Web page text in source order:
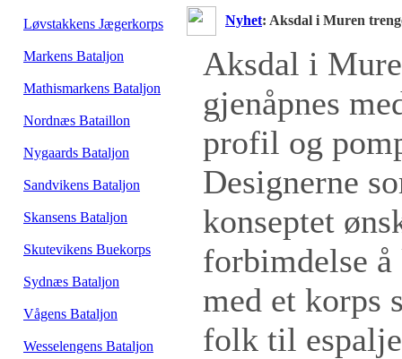
Løvstakkens Jægerkorps
Markens Bataljon
Mathismarkens Bataljon
Nordnæs Bataillon
Nygaards Bataljon
Sandvikens Bataljon
Skansens Bataljon
Skutevikens Buekorps
Sydnæs Bataljon
Vågens Bataljon
Wesselengens Bataljon
Nyhet: Aksdal i Muren
Aksdal i
gjenåpnes
profil og
Designerne
konseptet
forbimdelse
med et korps
folk til